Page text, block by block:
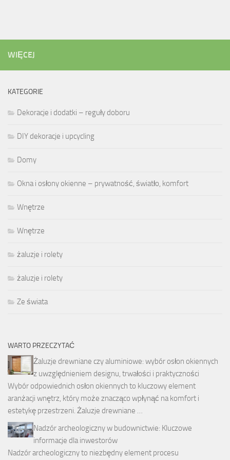
WIĘCEJ
KATEGORIE
Dekoracje i dodatki – reguły doboru
DIY dekoracje i upcycling
Domy
Okna i osłony okienne – prywatność, światło, komfort
Wnętrze
Wnętrze
żaluzje i rolety
żaluzje i rolety
Ze świata
WARTO PRZECZYTAĆ
Żaluzje drewniane czy aluminiowe: wybór osłon okiennych
z uwzględnieniem designu, trwałości i praktyczności
Wybór odpowiednich osłon okiennych to kluczowy element
aranżacji wnętrz, który może znacząco wpłynąć na komfort i
estetykę przestrzeni. Żaluzje drewniane …
Nadzór archeologiczny w budownictwie: Kluczowe
informacje dla inwestorów
Nadzór archeologiczny to niezbędny element procesu